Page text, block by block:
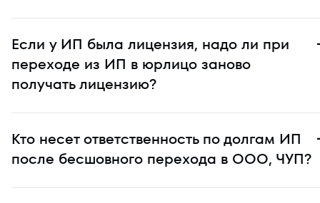
Если у ИП была лицензия, надо ли при
переходе из ИП в юрлицо заново
получать лицензию?
Кто несет ответственность по долгам ИП
после бесшовного перехода в ООО, ЧУП?